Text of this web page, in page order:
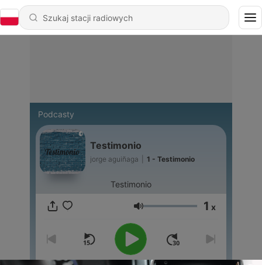
Podcasty
Testimonio
jorge aguiñaga 1 - Testimonio
Testimonio
Głośność 1 x